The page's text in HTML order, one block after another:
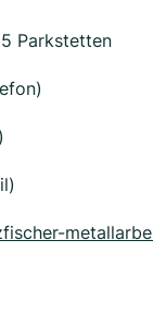
Parkstetten